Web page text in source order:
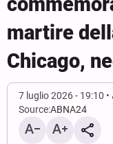
martire
Chicago,
7 luglio 2026 - 19:10
Source:ABNA24